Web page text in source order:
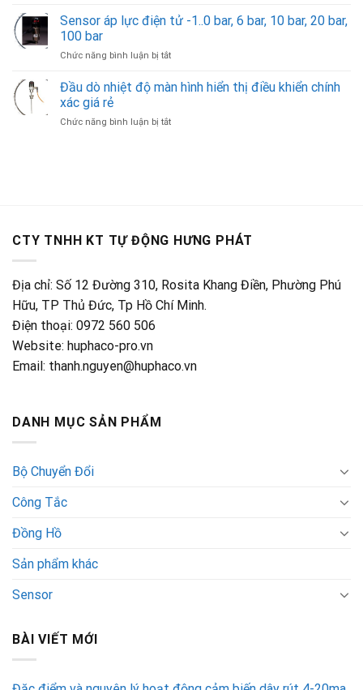
4-
phễu
đá,
lỏng
28N-
P-
K10
Dinel
Sensor áp lực điện tử -1..0 bar, 6 bar, 10 bar, 20 bar,
100 bar
Chức năng bình luận bị tắtở
áp
tử
bar,
100
Đầu dò nhiệt độ màn hình hiển thị điều khiển chính
xác giá rẻ
Chức năng bình luận bị tắtở
điều
xác
giá
CTY TNHH KT TỰ ĐỘNG HƯNG PHÁT
Địa chỉ: Số 12 Đường 310, Rosita Khang Điền, Phường Phú
Hữu, TP Thủ Đức, Tp Hồ Chí Minh.
Điện thoại: 0972 560 506
Website: huphaco-pro.vn
Email: thanh.nguyen@huphaco.vn
DANH MỤC SẢN PHẨM
Bộ Chuyển Đổi
Công Tắc
Đồng Hồ
Sản phẩm khác
Sensor
BÀI VIẾT MỚI